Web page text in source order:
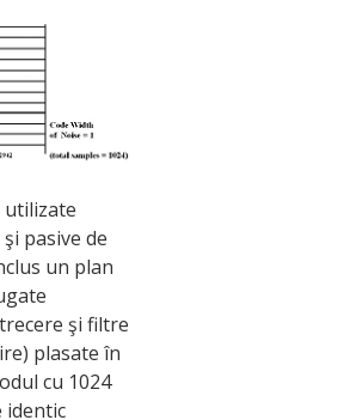
utilizate
pasive de
un plan
şi filtre
plasate în
cu 1024
identic